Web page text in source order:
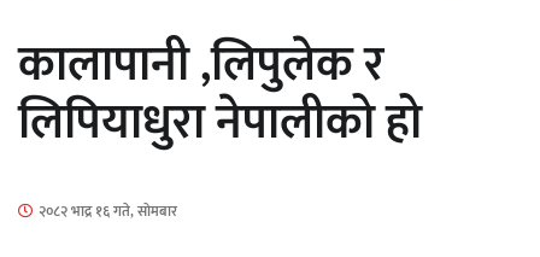
सार्वजनिक
नियन्त्रणमा
कालापानी ,लिपुलेक र
लिपियाधुरा नेपालीको हो
२०८२ भाद्र १६ गते, सोमबार